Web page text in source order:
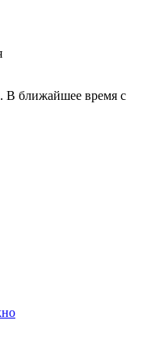
В ближайшее время с